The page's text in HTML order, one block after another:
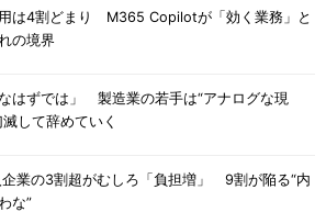
は4割どまり M365 Copilotが「効く業務」と
の境界
なはずでは」 製造業の若手は“アナログな現
滅して辞めていく
企業の3割超がむしろ「負担増」 9割が陥る“内
な”